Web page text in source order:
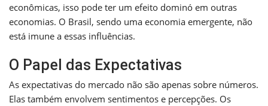
econômicas, isso pode ter um efeito dominó em outras
economias. O Brasil, sendo uma economia emergente, não
está imune a essas influências.
O Papel das Expectativas
As expectativas do mercado não são apenas sobre números.
Elas também envolvem sentimentos e percepções. Os